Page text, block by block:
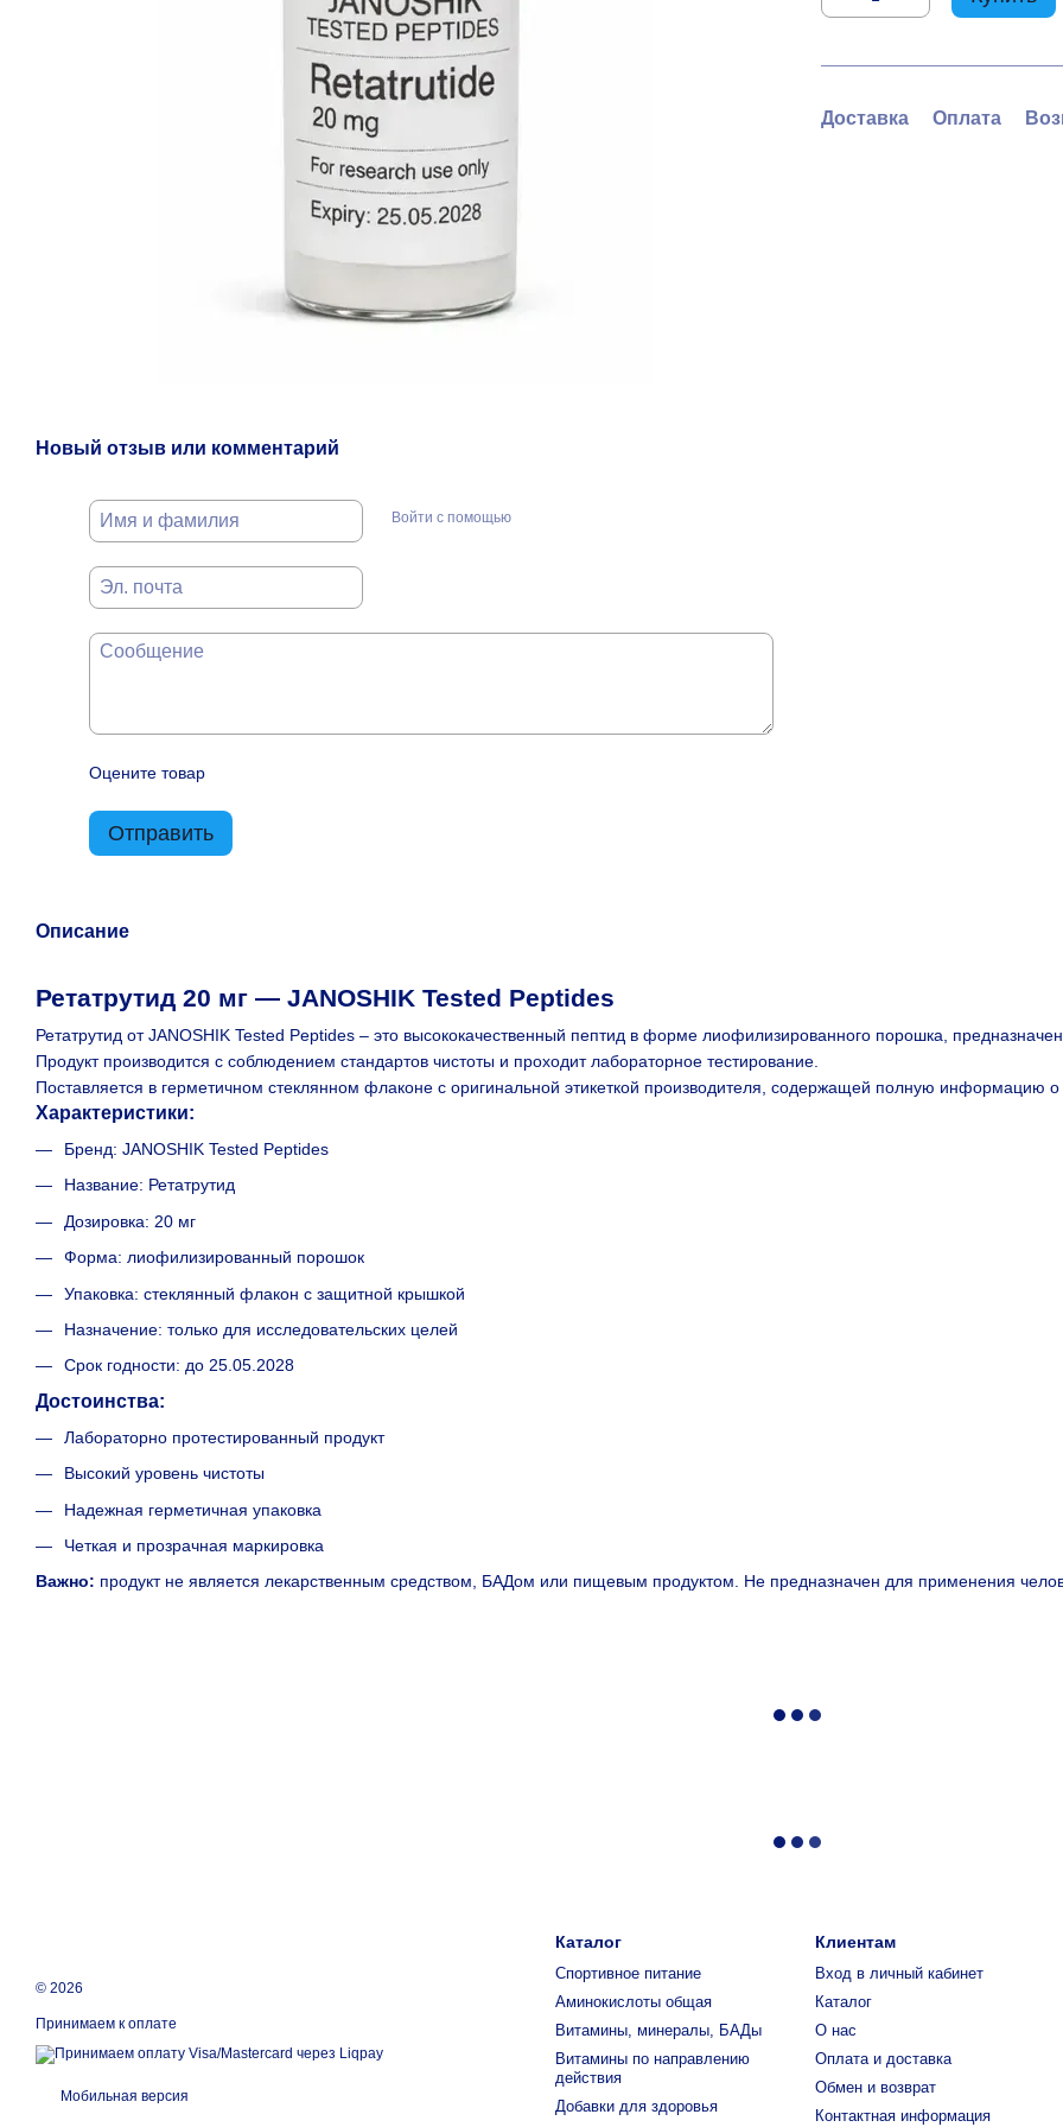
Новый отзыв или комментарий
Войти с помощью
Оцените товар
Отправить
Доставка Оплата
Описание
Ретатрутид 20 мг — JANOSHIK Tested Peptides
Ретатрутид от JANOSHIK Tested Peptides – это высококачественный пептид в форме лиофилизированного порошка,
Продукт производится с соблюдением стандартов чистоты и проходит лабораторное тестирование.
Поставляется в герметичном стеклянном флаконе с оригинальной этикеткой производителя, содержащей полную информацию о
Характеристики:
Бренд: JANOSHIK Tested Peptides
Название: Ретатрутид
Дозировка: 20 мг
Форма: лиофилизированный порошок
Упаковка: стеклянный флакон с защитной крышкой
Назначение: только для исследовательских целей
Срок годности: до 25.05.2028
Достоинства:
Лабораторно протестированный продукт
Высокий уровень чистоты
Надежная герметичная упаковка
Четкая и прозрачная маркировка
Важно: продукт не является лекарственным средством, БАДом или пищевым продуктом. Не предназначен для применения
© 2026
Принимаем к оплате
Мобильная версия
Каталог
Спортивное питание
Аминокислоты общая
Витамины, минералы, БАДы
Витамины по направлению
действия
Добавки для здоровья
Клиентам
Вход в личный кабинет
Каталог
О нас
Оплата и доставка
Обмен и возврат
Контактная информация